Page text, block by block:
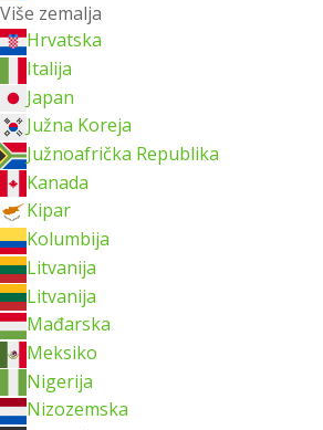
Više zemalja
Hrvatska
Italija
Japan
Južna Koreja
Južnoafrička Republika
Kanada
Kipar
Kolumbija
Litvanija
Litvanija
Mađarska
Meksiko
Nigerija
Nizozemska